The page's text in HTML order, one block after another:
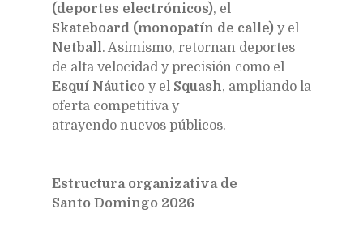
(deportes electrónicos), el
Skateboard (monopatín de calle) y el
Netball . Asimismo, retornan deportes
de alta velocidad y precisión como el
Esquí Náutico y el Squash, ampliando la
oferta competitiva y
atrayendo nuevos públicos.
Estructura organizativa de
Santo Domingo 2026